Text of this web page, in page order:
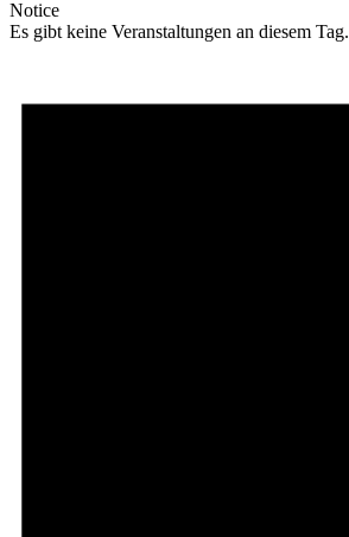
Notice
Es gibt keine Veranstaltungen an diesem Tag.